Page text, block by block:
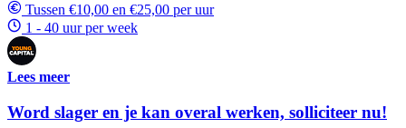
Tussen €10,00 en €25,00 per uur
1 - 40 uur per week
Lees meer
Word slager en je kan overal werken, solliciteer nu!